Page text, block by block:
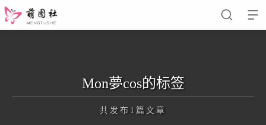


Mon夢cos的标签
共发布1篇文章